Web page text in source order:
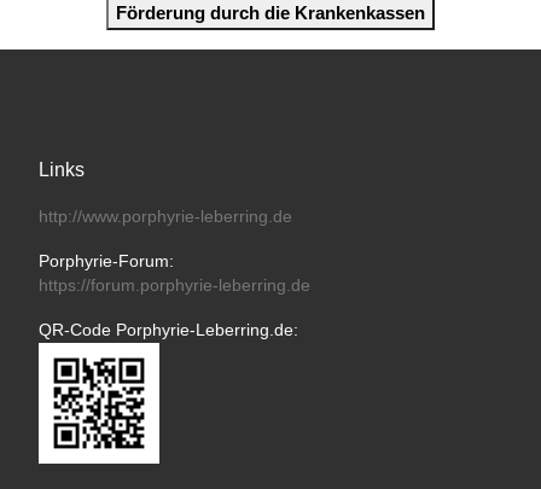
Förderung durch die Krankenkassen
Links
http://www.porphyrie-leberring.de
Porphyrie-Forum:
https://forum.porphyrie-leberring.de
QR-Code Porphyrie-Leberring.de: